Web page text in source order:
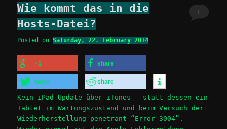
Wie kommt das in die
Hosts-Datei?
Posted onSaturday, 22. February 2014
1
+1 share
tweet share
Kein iPad-Update über iTunes – statt dessen ein
Tablet im Wartungszustand und beim Versuch der
Wiederherstellung penetrant “Error 3004”.